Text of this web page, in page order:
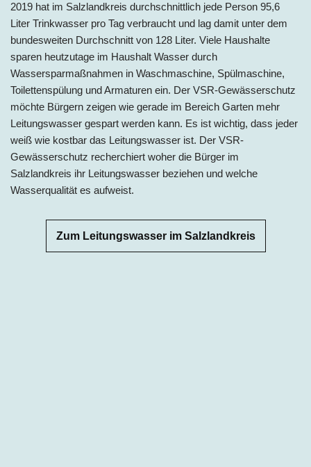
2019 hat im Salzlandkreis durchschnittlich jede Person 95,6
Liter Trinkwasser pro Tag verbraucht und lag damit unter dem
bundesweiten Durchschnitt von 128 Liter. Viele Haushalte
sparen heutzutage im Haushalt Wasser durch
Wassersparmaßnahmen in Waschmaschine, Spülmaschine,
Toilettenspülung und Armaturen ein. Der VSR-Gewässerschutz
möchte Bürgern zeigen wie gerade im Bereich Garten mehr
Leitungswasser gespart werden kann. Es ist wichtig, dass jeder
weiß wie kostbar das Leitungswasser ist. Der VSR-
Gewässerschutz recherchiert woher die Bürger im
Salzlandkreis ihr Leitungswasser beziehen und welche
Wasserqualität es aufweist.
Zum Leitungswasser im Salzlandkreis